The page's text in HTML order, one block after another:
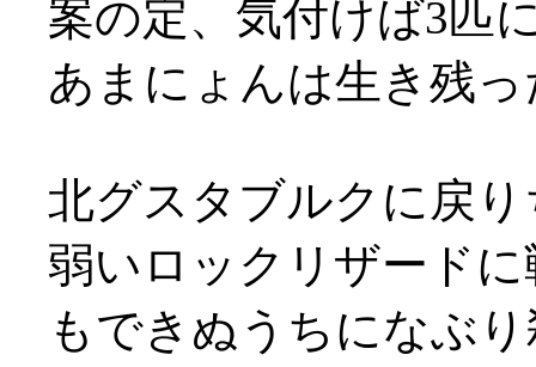
案の定、気付けば3匹
あまにょんは生き残
北グスタブルクに戻
弱いロックリザード
もできぬうちになぶ